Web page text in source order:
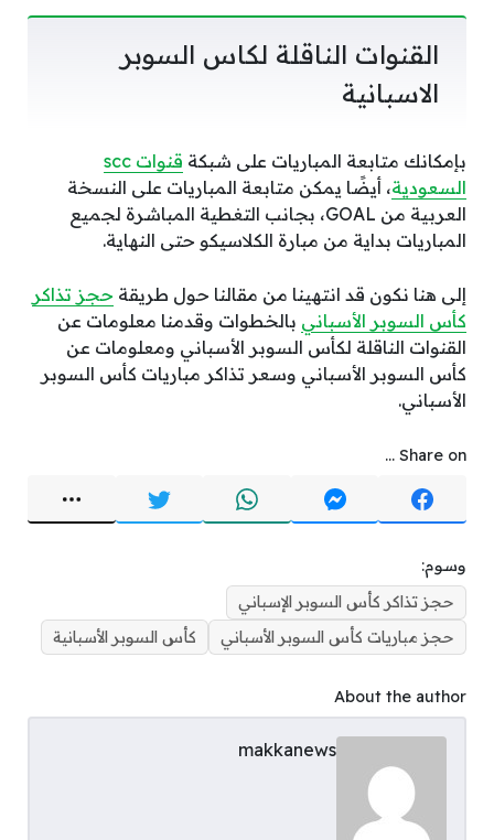
القنوات الناقلة لكاس السوبر
الاسبانية
بإمكانك متابعة المباريات على شبكة
قنوات scc
السعودية، أيضًا يمكن متابعة المباريات على النسخة
العربية من GOAL، بجانب التغطية المباشرة لجميع
المباريات بداية من مبارة الكلاسيكو حتى النهاية.
إلى هنا نكون قد انتهينا من مقالنا حول طريقة حجز تذاكر
كأس السوبر الأسباني بالخطوات وقدمنا معلومات عن
القنوات الناقلة لكأس السوبر الأسباني ومعلومات عن
كأس السوبر الأسباني وسعر تذاكر مباريات كأس السوبر
الأسباني.
Share on ...
وسوم:
حجز تذاكر كأس السوبر الإسباني
حجز مباريات كأس السوبر الأسباني
كأس السوبر الأسبانية
About the author
makkanews